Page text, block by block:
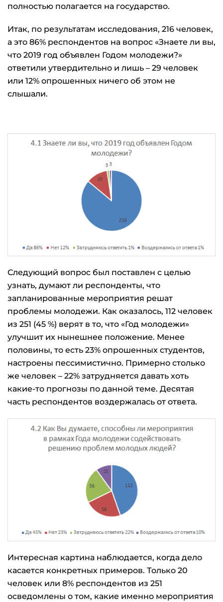
полностью полагается на государство.
Итак, по результатам исследования, 216 человек,
а это 86% респондентов на вопрос «Знаете ли вы,
что 2019 год объявлен Годом молодежи?»
ответили утвердительно и лишь – 29 человек
или 12% опрошенных ничего об этом не
слышали.
Следующий вопрос был поставлен с целью
узнать, думают ли респонденты, что
запланированные мероприятия решат
проблемы молодежи. Как оказалось, 112 человек
из 251 (45 %) верят в то, что «Год молодежи»
улучшит их нынешнее положение. Менее
половины, то есть 23% опрошенных студентов,
настроены пессимистично. Примерно столько
же человек – 22% затрудняется давать хоть
какие-то прогнозы по данной теме. Десятая
часть респондентов воздержалась от ответа.
Интересная картина наблюдается, когда дело
касается конкретных примеров. Только 20
человек или 8% респондентов из 251
осведомлены о том, какие именно мероприятия